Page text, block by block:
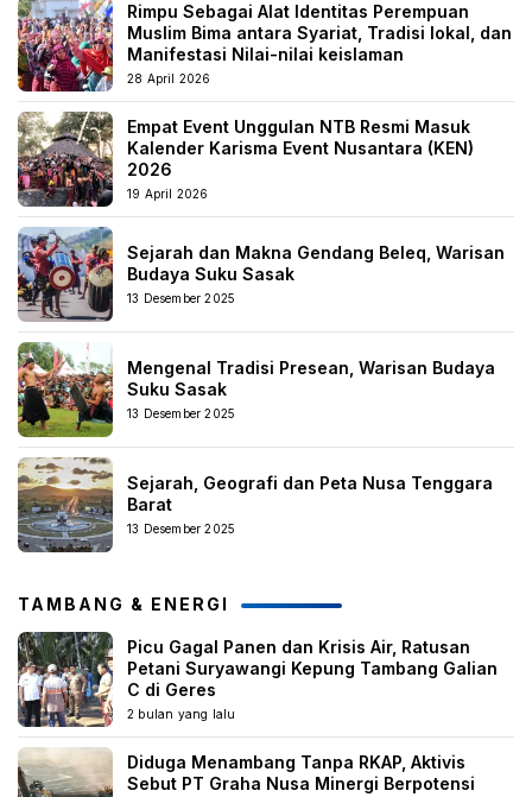
Rimpu Sebagai Alat Identitas Perempuan
Muslim Bima antara Syariat, Tradisi lokal, dan
Manifestasi Nilai-nilai keislaman
28 April 2026
Empat Event Unggulan NTB Resmi Masuk
Kalender Karisma Event Nusantara (KEN)
2026
19 April 2026
Sejarah dan Makna Gendang Beleq, Warisan
Budaya Suku Sasak
13 Desember 2025
Mengenal Tradisi Presean, Warisan Budaya
Suku Sasak
13 Desember 2025
Sejarah, Geografi dan Peta Nusa Tenggara
Barat
13 Desember 2025
TAMBANG & ENERGI
Picu Gagal Panen dan Krisis Air, Ratusan
Petani Suryawangi Kepung Tambang Galian
C di Geres
2 bulan yang lalu
Diduga Menambang Tanpa RKAP, Aktivis
Sebut PT Graha Nusa Minergi Berpotensi